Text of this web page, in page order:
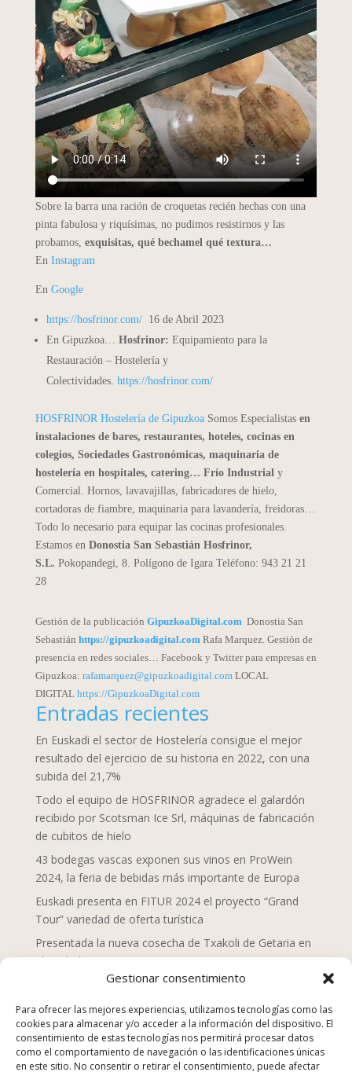
Gestionar consentimiento
Para ofrecer las mejores experiencias, utilizamos tecnologías como las
cookies para almacenar y/o acceder a la información del dispositivo. El
consentimiento de estas tecnologías nos permitirá procesar datos
como el comportamiento de navegación o las identificaciones únicas
en este sitio. No consentir o retirar el consentimiento, puede afectar
Sobre la barra una ración de croquetas recién hechas con una
pinta fabulosa y riquísimas, no pudimos resistirnos y las
probamos, exquisitas, qué bechamel qué textura…
En Instagram
En Google
https://hosfrinor.com/16 de Abril 2023
En Gipuzkoa… Hosfrinor: Equipamiento para la
Restauración – Hostelería y
Colectividades. https://hosfrinor.com/
HOSFRINOR Hostelería de Gipuzkoa Somos Especialistas en
instalaciones de bares, restaurantes, hoteles, cocinas en
colegios, Sociedades Gastronómicas, maquinaria de
hostelería en hospitales, catering… Frío Industrialy
Comercial. Hornos, lavavajillas, fabricadores de hielo,
cortadoras de fiambre, maquinaria para lavandería, freidoras…
Todo lo necesario para equipar las cocinas profesionales.
Estamos en Donostia San Sebastián Hosfrinor,
S.L. Pokopandegi, 8. Polígono de Igara Teléfono: 943 21 21
28
Gestión de la publicación GipuzkoaDigital.com Donostia San
Sebastián https://gipuzkoadigital.comRafa Marquez. Gestión de
presencia en redes sociales… Facebook y Twitter para empresas en
Gipuzkoa: rafamarquez@gipuzkoadigital.comLOCAL
DIGITAL https://GipuzkoaDigital.com
Entradas recientes
En Euskadi el sector de Hostelería consigue el mejor
resultado del ejercicio de su historia en 2022, con una
subida del 21,7%
Todo el equipo de HOSFRINOR agradece el galardón
recibido por Scotsman Ice Srl, máquinas de fabricación
de cubitos de hielo
43 bodegas vascas exponen sus vinos en ProWein
2024, la feria de bebidas más importante de Europa
Euskadi presenta en FITUR 2024 el proyecto “Grand
Tour” variedad de oferta turística
Presentada la nueva cosecha de Txakoli de Getaria en
el Txakolin Eguna 2024
Doce chefs de Mahaia despliegan una nueva mirada
sobre la gastronomía vasca
San Sebastián Gastronomika Euskadi Basque Country
2023, campaña “La comida no se tira”
Los establecimientos de hostelería suponen el 25% de